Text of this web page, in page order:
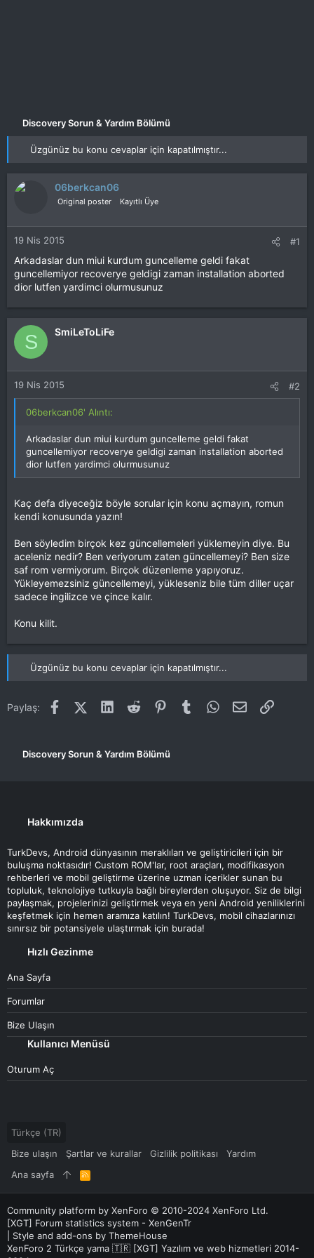
Discovery Sorun & Yardım Bölümü
Üzgünüz bu konu cevaplar için kapatılmıştır...
06berkcan06
Original poster Kayıtlı Üye
19 Nis 2015 #1
Arkadaslar dun miui kurdum guncelleme geldi fakat
guncellemiyor recoverye geldigi zaman installation aborted
dior lutfen yardimci olurmusunuz
S SmiLeToLiFe
19 Nis 2015 #2
06berkcan06' Alıntı:
Arkadaslar dun miui kurdum guncelleme geldi fakat
guncellemiyor recoverye geldigi zaman installation aborted
dior lutfen yardimci olurmusunuz
Kaç defa diyeceğiz böyle sorular için konu açmayın, romun
kendi konusunda yazın!
Ben söyledim birçok kez güncellemeleri yüklemeyin diye. Bu
aceleniz nedir? Ben veriyorum zaten güncellemeyi? Ben size
saf rom vermiyorum. Birçok düzenleme yapıyoruz.
Yükleyemezsiniz güncellemeyi, yükleseniz bile tüm diller uçar
sadece ingilizce ve çince kalır.
Konu kilit.
Üzgünüz bu konu cevaplar için kapatılmıştır...
Paylaş: FacebookX (Twitter)
LinkedInReddit PinterestTumblr WhatsApp
E-postaLink
Discovery Sorun & Yardım Bölümü
Hakkımızda
TurkDevs, Android dünyasının meraklıları ve geliştiricileri için bir
buluşma noktasıdır! Custom ROM'lar, root araçları, modifikasyon
rehberleri ve mobil geliştirme üzerine uzman içerikler sunan bu
topluluk, teknolojiye tutkuyla bağlı bireylerden oluşuyor. Siz de bilgi
paylaşmak, projelerinizi geliştirmek veya en yeni Android yeniliklerini
keşfetmek için hemen aramıza katılın! TurkDevs, mobil cihazlarınızı
sınırsız bir potansiyele ulaştırmak için burada!
Hızlı Gezinme
Ana Sayfa
Forumlar
Bize Ulaşın
Kullanıcı Menüsü
Oturum Aç
Türkçe (TR)
Bize ulaşın
Şartlar ve kurallar Gizlilik politikası
Yardım
Ana sayfa
R
S
S
Community platform by XenForo © 2010-2024 XenForo Ltd.
[XGT] Forum statistics system - XenGenTr
Style and add-ons by ThemeHouse
XenForo 2 Türkçe yama 🇹🇷 [XGT] Yazılım ve web hizmetleri 2014-